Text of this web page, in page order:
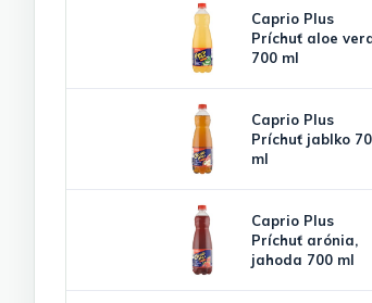
Caprio Plus
Príchuť aloe
700 ml
Caprio Plus
Príchuť jablko
ml
Caprio Plus
Príchuť arónia,
jahoda 700 ml